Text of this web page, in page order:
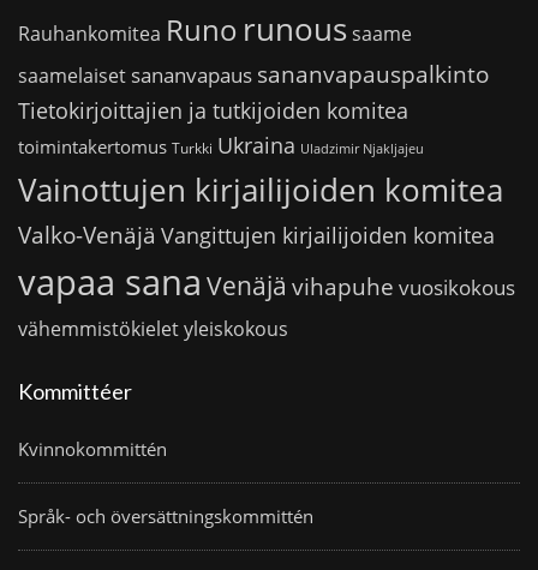
Rauhankomitea Runo runoussaame
saamelaiset sananvapaus sananvapauspalkinto
Tietokirjoittajien ja tutkijoiden komitea
toimintakertomus Turkki Ukraina Uladzimir Njakljajeu
Vainottujen kirjailijoiden komitea
Valko-Venäjä Vangittujen kirjailijoiden komitea
vapaa sana Venäjä vihapuhe vuosikokous
vähemmistökieletyleiskokous
Kommittéer
Kvinnokommittén
Språk- och översättningskommittén